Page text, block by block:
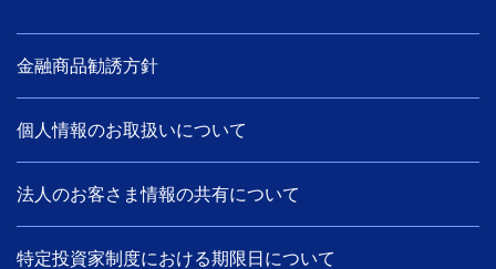
金融商品勧誘方針
個人情報のお取扱いについて
法人のお客さま情報の共有について
特定投資家制度における期限日について